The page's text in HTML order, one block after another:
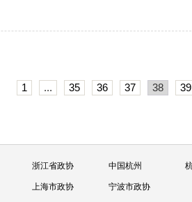
1 ... 35 36 37 38 39
浙江省政协 中国杭州
上海市政协 宁波市政协